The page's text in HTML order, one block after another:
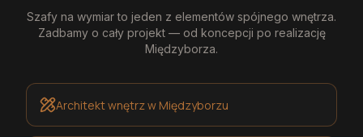
Szafy na wymiarto jeden z elementów spójnego wnętrza.
Zadbamy o cały projekt — od koncepcji po realizację
Międzyborza.
Architekt wnętrzw Międzyborzu